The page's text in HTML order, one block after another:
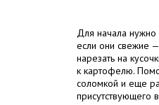
Для начала нужно
если они свежие
нарезать на
к картофелю.
соломкой и еще
присутствующего